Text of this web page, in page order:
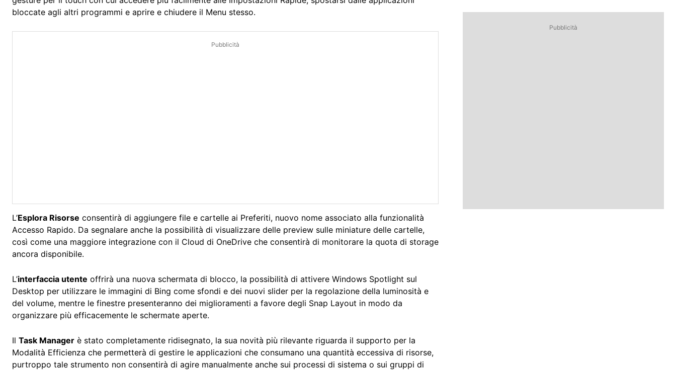
bloccate agli altri programmi e aprire e chiudere il Menu stesso.
Pubblicità
L’Esplora Risorse consentirà di aggiungere file e cartelle ai Preferiti, nuovo nome associato alla funzionalità
Accesso Rapido. Da segnalare anche la possibilità di visualizzare delle preview sulle miniature delle cartelle,
così come una maggiore integrazione con il Cloud di OneDrive che consentirà di monitorare la quota di storage
ancora disponibile.
L’interfaccia utente offrirà una nuova schermata di blocco, la possibilità di attivere Windows Spotlight sul
Desktop per utilizzare le immagini di Bing come sfondi e dei nuovi slider per la regolazione della luminosità e
del volume, mentre le finestre presenteranno dei miglioramenti a favore degli Snap Layout in modo da
organizzare più efficacemente le schermate aperte.
Il Task Manager è stato completamente ridisegnato, la sua novità più rilevante riguarda il supporto per la
Modalità Efficienza che permetterà di gestire le applicazioni che consumano una quantità eccessiva di risorse,
purtroppo tale strumento non consentirà di agire manualmente anche sui processi di sistema o sui gruppi di
Pubblicità